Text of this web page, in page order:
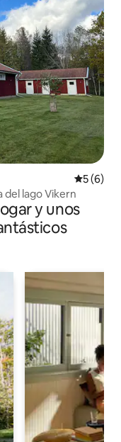
5 (6)
del lago Vikern
y unos